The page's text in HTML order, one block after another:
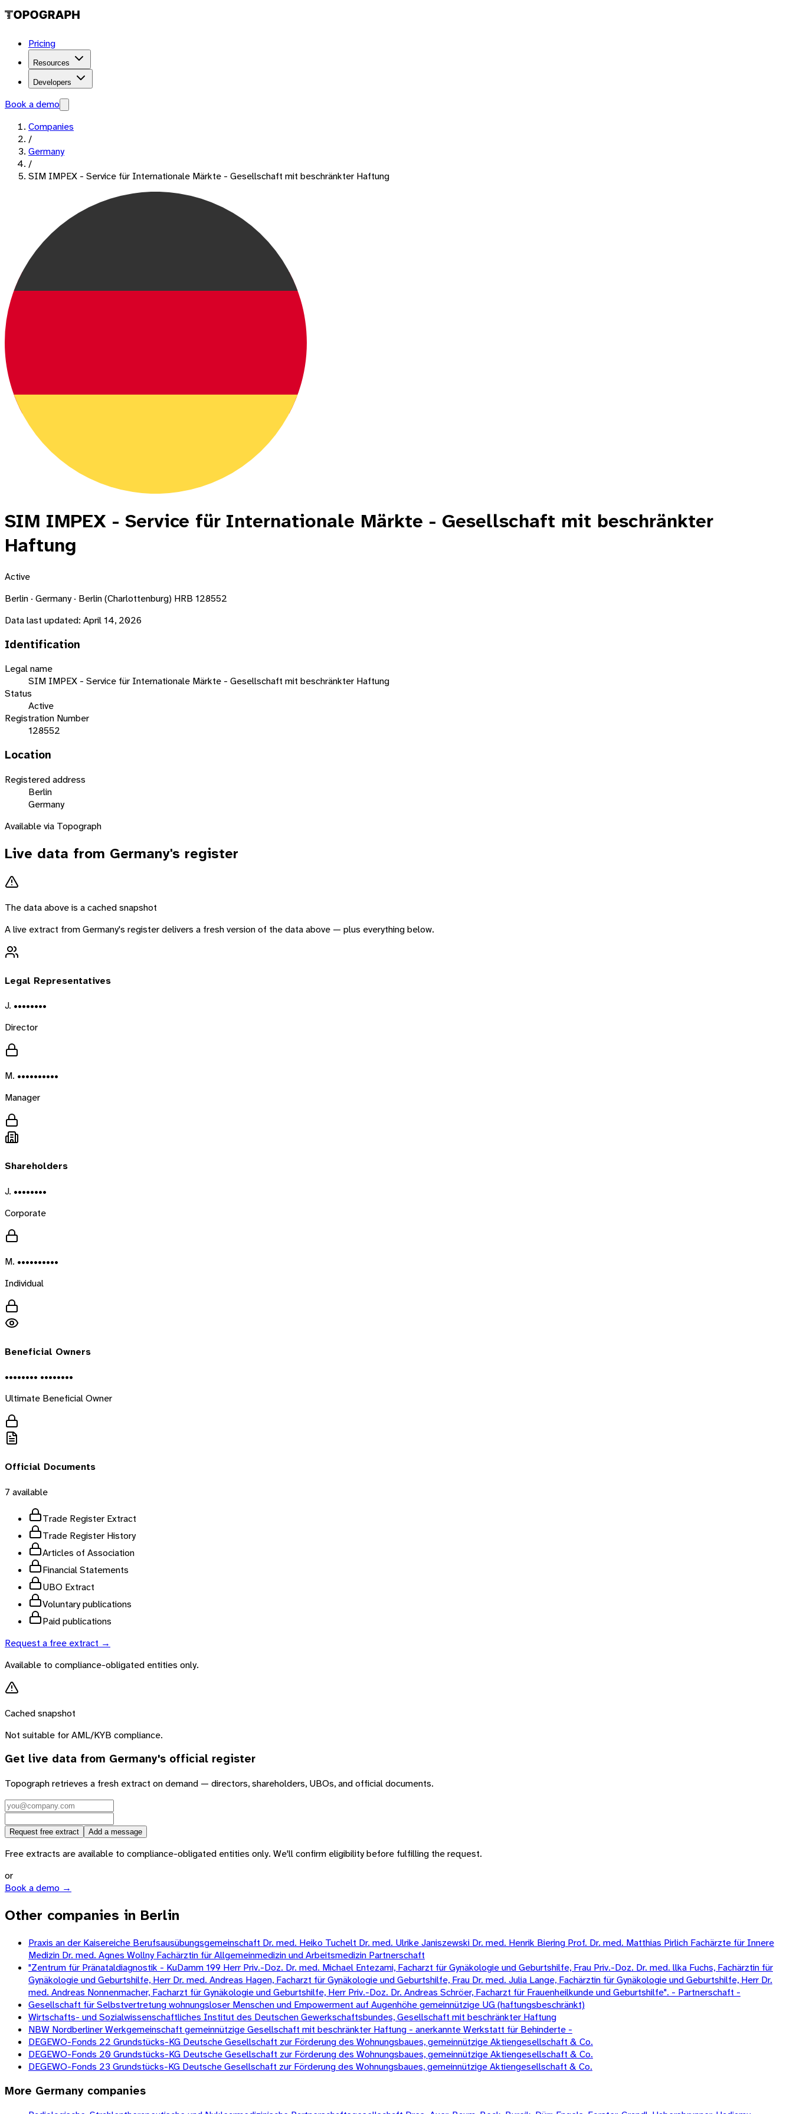
Pricing
Resources
Developers
Book a demo
Companies
/
Germany
/
SIM IMPEX - Service für Internationale Märkte - Gesellschaft mit beschränkter Haftung
SIM IMPEX - Service für Internationale Märkte - Gesellschaft mit beschränkter
Haftung
Active
Berlin · Germany · Berlin (Charlottenburg) HRB 128552
Data last updated: April 14, 2026
Identification
Legal name
SIM IMPEX - Service für Internationale Märkte - Gesellschaft mit beschränkter Haftung
Status
Active
Registration Number
128552
Location
Registered address
Berlin
Germany
Available via Topograph
Live data from Germany's register
The data above is a cached snapshot
A live extract fromGermany's register delivers a fresh version of the data above — plus everything below.
Legal Representatives
J. ••••••••
Director
M. ••••••••••
Manager
Shareholders
J. ••••••••
Corporate
M. ••••••••••
Individual
Beneficial Owners
•••••••• ••••••••
Ultimate Beneficial Owner
Official Documents
7 available
Trade Register Extract
Trade Register History
Articles of Association
Financial Statements
UBO Extract
Voluntary publications
Paid publications
Request a free extract →
Available to compliance-obligated entities only.
Cached snapshot
Not suitable for AML/KYB compliance.
Get live data from Germany's official register
Topograph retrieves a fresh extract on demand — directors, shareholders, UBOs, and official documents.
Request free extract Add a message
Free extracts are available to compliance-obligated entities only. We'll confirm eligibility before fulfilling the request.
or
Book a demo →
Other companies in Berlin
Praxis an der Kaisereiche Berufsausübungsgemeinschaft Dr. med. Heiko Tuchelt Dr. med. Ulrike Janiszewski Dr. med. Henrik Biering Prof. Dr. med. Matthias Pirlich Fachärzte für Innere
Medizin Dr. med. Agnes Wollny Fachärztin für Allgemeinmedizin und Arbeitsmedizin Partnerschaft
"Zentrum für Pränataldiagnostik - KuDamm 199 Herr Priv.-Doz. Dr. med. Michael Entezami, Facharzt für Gynäkologie und Geburtshilfe, Frau Priv.-Doz. Dr. med. llka Fuchs, Fachärztin für
Gynäkologie und Geburtshilfe, Herr Dr. med. Andreas Hagen, Facharzt für Gynäkologie und Geburtshilfe, Frau Dr. med. Julia Lange, Fachärztin für Gynäkologie und Geburtshilfe, Herr Dr.
med. Andreas Nonnenmacher, Facharzt für Gynäkologie und Geburtshilfe, Herr Priv.-Doz. Dr. Andreas Schröer, Facharzt für Frauenheilkunde und Geburtshilfe". - Partnerschaft -
Gesellschaft für Selbstvertretung wohnungsloser Menschen und Empowerment auf Augenhöhe gemeinnützige UG (haftungsbeschränkt)
Wirtschafts- und Sozialwissenschaftliches Institut des Deutschen Gewerkschaftsbundes, Gesellschaft mit beschränkter Haftung
NBW Nordberliner Werkgemeinschaft gemeinnützige Gesellschaft mit beschränkter Haftung - anerkannte Werkstatt für Behinderte -
DEGEWO-Fonds 22 Grundstücks-KG Deutsche Gesellschaft zur Förderung des Wohnungsbaues, gemeinnützige Aktiengesellschaft & Co.
DEGEWO-Fonds 20 Grundstücks-KG Deutsche Gesellschaft zur Förderung des Wohnungsbaues, gemeinnützige Aktiengesellschaft & Co.
DEGEWO-Fonds 23 Grundstücks-KG Deutsche Gesellschaft zur Förderung des Wohnungsbaues, gemeinnützige Aktiengesellschaft & Co.
More Germany companies